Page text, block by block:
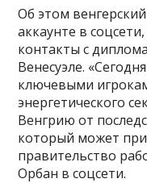
Об этом
аккаунте в
контакты с
Венесуэле.
ключевыми
энергетического
Венгрию от
который может
правительство
Орбан в соцсети.